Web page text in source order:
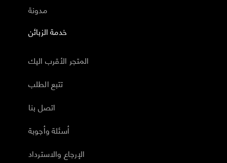
مدونة
خدمة الزبائن
المتجر الأقرب اليك
تتبع الطلب
اتصل بنا
أسئلة وأجوبة
الإرجاع والاسترداد